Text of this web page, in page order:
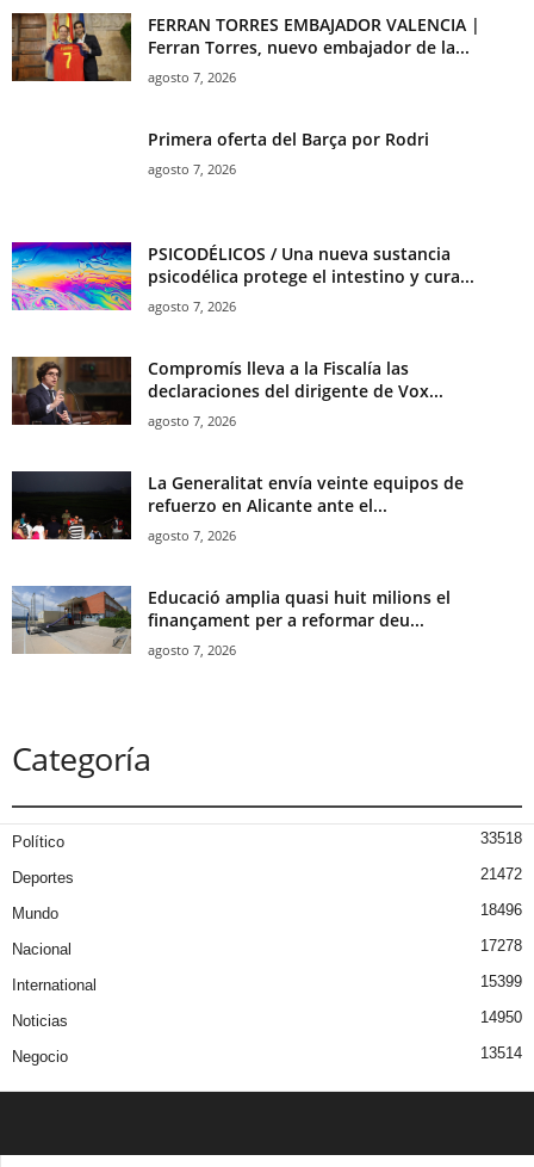
FERRAN TORRES EMBAJADOR VALENCIA |
Ferran Torres, nuevo embajador de la...
agosto 7, 2026
Primera oferta del Barça por Rodri
agosto 7, 2026
PSICODÉLICOS / Una nueva sustancia
psicodélica protege el intestino y cura...
agosto 7, 2026
Compromís lleva a la Fiscalía las
declaraciones del dirigente de Vox...
agosto 7, 2026
La Generalitat envía veinte equipos de
refuerzo en Alicante ante el...
agosto 7, 2026
Educació amplia quasi huit milions el
finançament per a reformar deu...
agosto 7, 2026
Categoría
Político 33518
Deportes 21472
Mundo 18496
Nacional 17278
International 15399
Noticias 14950
Negocio 13514